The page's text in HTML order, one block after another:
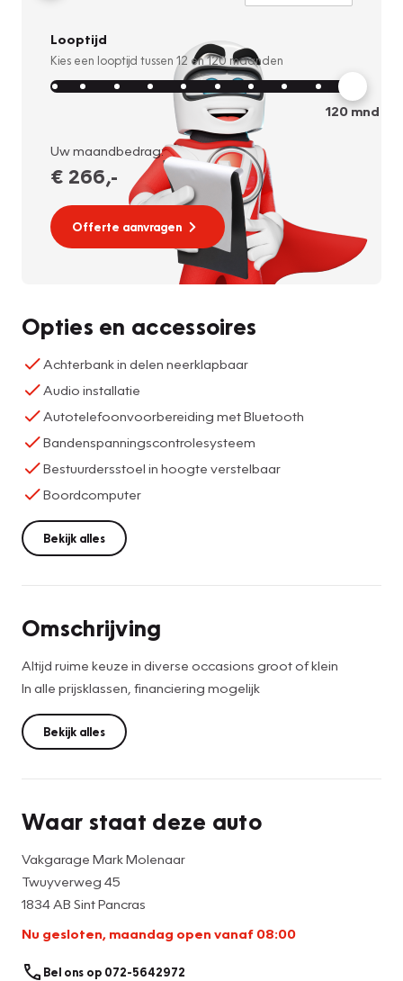
Looptijd
Kies een looptijd tussen 12 en120 maanden
120mnd
Uw maandbedrag:
€ 266,-
Offerte aanvragen
Opties en accessoires
Achterbank in delen neerklapbaar
Audio installatie
Autotelefoonvoorbereiding met Bluetooth
Bandenspanningscontrolesysteem
Bestuurdersstoel in hoogte verstelbaar
Boordcomputer
Bekijk alles
Omschrijving
Altijd ruime keuze in diverse occasions groot of klein
In alle prijsklassen, financiering mogelijk
Bekijk alles
Waar staat deze auto
Vakgarage Mark Molenaar
Twuyverweg 45
1834 AB Sint Pancras
Nu gesloten, maandag open vanaf 08:00
Bel ons op 072-5642972